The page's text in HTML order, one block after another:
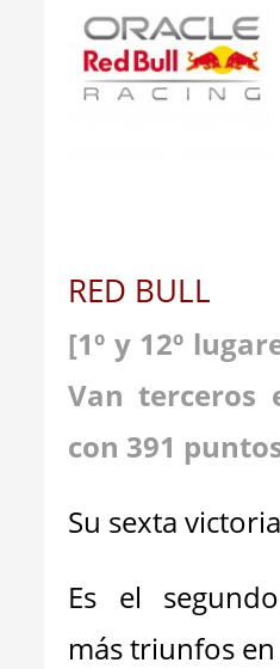
RED BULL
[1º y 12º
Van terceros
con 391
Su sexta
Es el
más triunfos